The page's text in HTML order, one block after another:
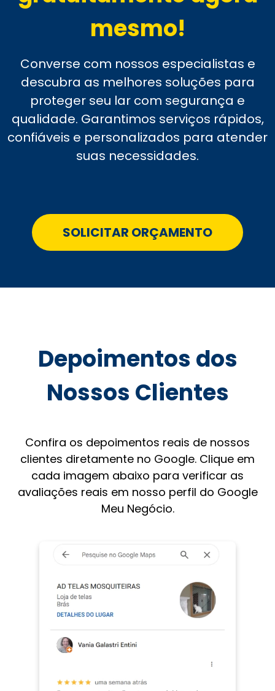
mesmo!
Converse com nossos especialistas e
descubra as melhores soluções para
proteger seu lar com segurança e
qualidade. Garantimos serviços rápidos,
confiáveis e personalizados para atender
suas necessidades.
SOLICITAR ORÇAMENTO
Depoimentos dos
Nossos Clientes
Confira os depoimentos reais de nossos
clientes diretamente no Google. Clique em
cada imagem abaixo para verificar as
avaliações reais em nosso perfil do Google
Meu Negócio.